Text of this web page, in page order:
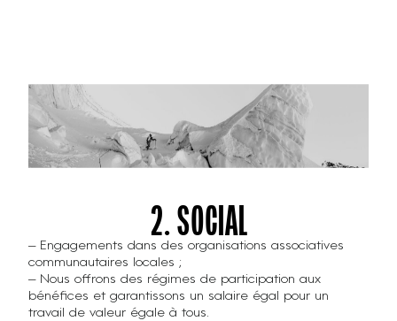
2. SOCIAL
– Engagements dans des organisations associatives
communautaires locales ;
– Nous offrons des régimes de participation aux
bénéfices et garantissons un salaire égal pour un
travail de valeur égale à tous.